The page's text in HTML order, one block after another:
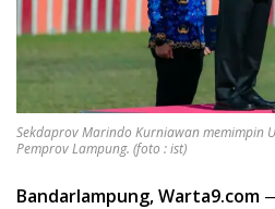
Sekdaprov Marindo Kurniawan memimpin
Pemprov Lampung. (foto : ist)
Bandarlampung, Warta9.com